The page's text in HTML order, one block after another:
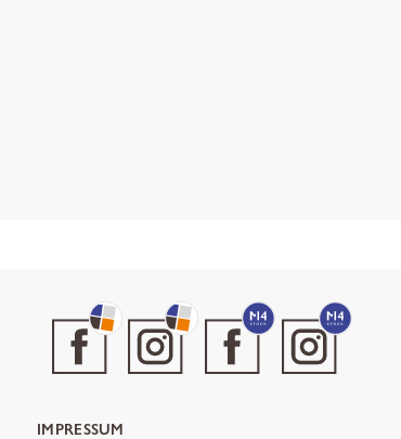
IMPRESSUM